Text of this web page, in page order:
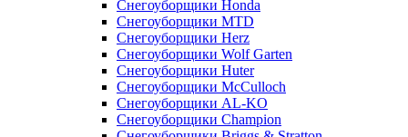
Снегоуборщики Honda
Снегоуборщики MTD
Снегоуборщики Herz
Снегоуборщики Wolf Garten
Снегоуборщики Huter
Снегоуборщики McCulloch
Снегоуборщики AL-KO
Снегоуборщики Champion